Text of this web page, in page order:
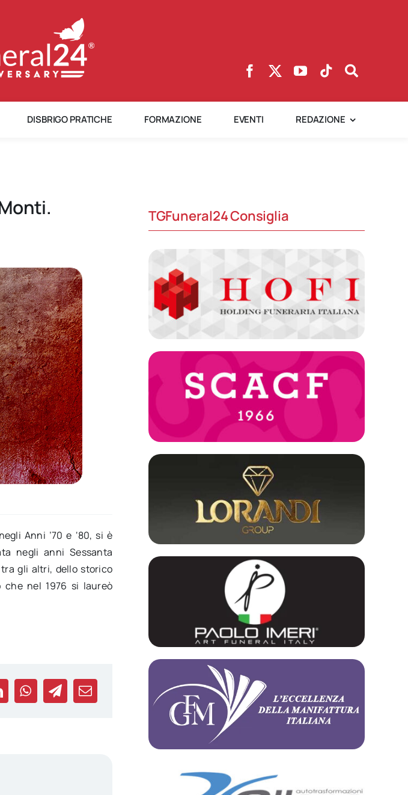
DISBRIGO PRATICHE FORMAZIONE EVENTI REDAZIONE
Anni ’70 e ‘80, si è
negli anni Sessanta
gli altri, dello storico
che nel 1976 si laureò
TGFuneral24 Consiglia